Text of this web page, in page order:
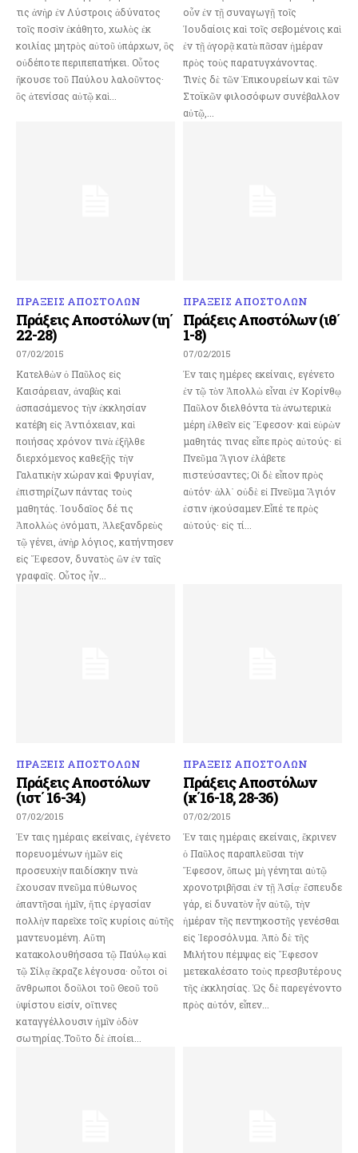
τις ἀνὴρ ἐν Λύστροις ἀδύνατος
τοῖς ποσὶν ἐκάθητο, χωλὸς ἐκ
κοιλίας μητρὸς αὐτοῦ ὑπάρχων, ὃς
οὐδέποτε περιπεπατήκει. Οὗτος
ἤκουσε τοῦ Παύλου λαλοῦντος·
ὃς ἀτενίσας αὐτῷ καὶ...
οὖν ἐν τῇ συναγωγῇ τοῖς
Ἰουδαίοις καὶ τοῖς σεβομένοις καὶ
ἐν τῇ ἀγορᾷ κατὰ πᾶσαν ἡμέραν
πρὸς τοὺς παρατυγχάνοντας.
Τινὲς δὲ τῶν Ἐπικουρείων καὶ τῶν
Στοϊκῶν φιλοσόφων συνέβαλλον
αὐτῷ,...
ΠΡΑΞΕΙΣ ΑΠΟΣΤΟΛΩΝ
Πράξεις Αποστόλων (ιη΄
22-28)
07/02/2015
Κατελθὼν ὁ Παῦλος εἰς
Καισάρειαν, ἀναβὰς καὶ
ἀσπασάμενος τὴν ἐκκλησίαν
κατέβη εἰς Ἀντιόχειαν, καὶ
ποιήσας χρόνον τινὰ ἐξῆλθε
διερχόμενος καθεξῆς τὴν
Γαλατικὴν χώραν καὶ Φρυγίαν,
ἐπιστηρίζων πάντας τοὺς
μαθητάς. Ἰουδαῖος δέ τις
Ἀπολλὼς ὀνόματι, Ἀλεξανδρεὺς
τῷ γένει, ἀνὴρ λόγιος, κατήντησεν
εἰς Ἔφεσον, δυνατὸς ὢν ἐν ταῖς
γραφαῖς. Οὗτος ἦν...
ΠΡΑΞΕΙΣ ΑΠΟΣΤΟΛΩΝ
Πράξεις Αποστόλων (ιθ΄
1-8)
07/02/2015
Ἐν ταις ημέρες εκείναις, εγένετο
ἐν τῷ τὸν Ἀπολλὼ εἶναι ἐν Κορίνθῳ
Παῦλον διελθόντα τὰ ἀνωτερικὰ
μέρη ἐλθεῖν εἰς Ἔφεσον· καὶ εὑρὼν
μαθητάς τινας εἶπε πρὸς αὐτούς· εἰ
Πνεῦμα Ἅγιον ἐλάβετε
πιστεύσαντες; Οἱ δὲ εἶπον πρὸς
αὐτόν· ἀλλ᾿ οὐδὲ εἰ Πνεῦμα Ἅγιόν
ἐστιν ἠκούσαμεν.Εἶπέ τε πρὸς
αὐτούς· εἰς τί...
ΠΡΑΞΕΙΣ ΑΠΟΣΤΟΛΩΝ
Πράξεις Αποστόλων
(ιστ΄ 16-34)
07/02/2015
Ἐν ταις ημέραις εκείναις, ἐγένετο
πορευομένων ἡμῶν εἰς
προσευχὴν παιδίσκην τινὰ
ἔχουσαν πνεῦμα πύθωνος
ἀπαντῆσαι ἡμῖν, ἥτις ἐργασίαν
πολλὴν παρεῖχε τοῖς κυρίοις αὐτῆς
μαντευομένη. Αὕτη
κατακολουθήσασα τῷ Παύλῳ καὶ
τῷ Σίλᾳ ἔκραζε λέγουσα· οὗτοι οἱ
ἄνθρωποι δοῦλοι τοῦ Θεοῦ τοῦ
ὑψίστου εἰσίν, οἵτινες
καταγγέλλουσιν ἡμῖν ὁδὸν
σωτηρίας.Τοῦτο δὲ ἐποίει...
ΠΡΑΞΕΙΣ ΑΠΟΣΤΟΛΩΝ
Πράξεις Αποστόλων
(κ΄16-18, 28-36)
07/02/2015
Ἐν ταις ημέραις εκείναις, ἔκρινεν
ὁ Παῦλος παραπλεῦσαι τὴν
Ἔφεσον, ὅπως μὴ γένηται αὐτῷ
χρονοτριβῆσαι ἐν τῇ Ἀσίᾳ· ἔσπευδε
γάρ, εἰ δυνατὸν ἦν αὐτῷ, τὴν
ἡμέραν τῆς πεντηκοστῆς γενέσθαι
εἰς Ἱεροσόλυμα. Ἀπὸ δὲ τῆς
Μιλήτου πέμψας εἰς Ἔφεσον
μετεκαλέσατο τοὺς πρεσβυτέρους
τῆς ἐκκλησίας. Ὡς δὲ παρεγένοντο
πρὸς αὐτόν, εἶπεν...